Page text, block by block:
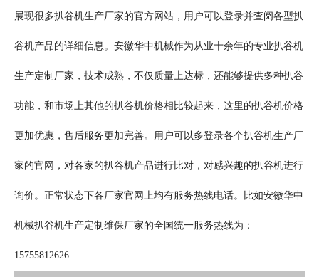
展现很多扒谷机生产厂家的官方网站，用户可以登录并查阅各型扒
谷机产品的详细信息。安徽华中机械作为从业十余年的专业扒谷机
生产定制厂家，技术成熟，不仅质量上达标，还能够提供多种扒谷
功能，和市场上其他的扒谷机价格相比较起来，这里的扒谷机价格
更加优惠，售后服务更加完善。用户可以多登录各个扒谷机生产厂
家的官网，对各家的扒谷机产品进行比对，对感兴趣的扒谷机进行
询价。正常状态下各厂家官网上均有服务热线电话。比如安徽华中
机械扒谷机生产定制维保厂家的全国统一服务热线为：
15755812626.